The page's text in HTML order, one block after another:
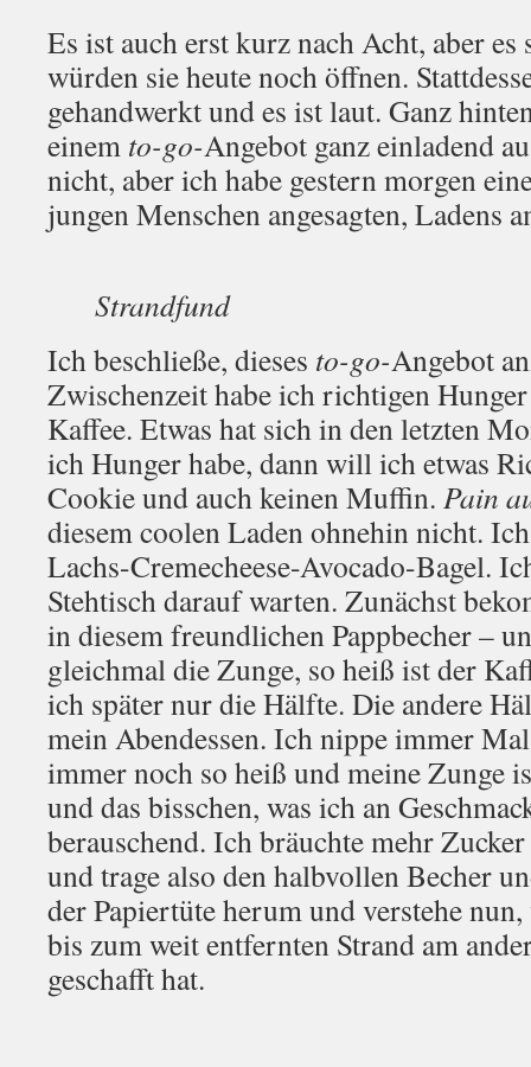
Es ist auch erst kurz nach Acht, aber es
würden sie heute noch öffnen.
gehandwerkt und es ist laut. Ganz
einem to-go-Angebot ganz einladend
nicht, aber ich habe gestern morgen
jungen Menschen angesagten, Ladens
Strandfund
Ich beschließe, dieses to-go-Angebot
Zwischenzeit habe ich richtigen
Kaffee. Etwas hat sich in den letzten
ich Hunger habe, dann will ich etwas
Cookie und auch keinen Muffin. Pain
diesem coolen Laden ohnehin nicht.
Lachs-Cremecheese-Avocado-Bagel.
Stehtisch darauf warten. Zunächst
in diesem freundlichen Pappbecher –
gleichmal die Zunge, so heiß ist der
ich später nur die Hälfte. Die andere
mein Abendessen. Ich nippe immer
immer noch so heiß und meine Zunge
und das bisschen, was ich an
berauschend. Ich bräuchte mehr
und trage also den halbvollen Becher
der Papiertüte herum und verstehe
bis zum weit entfernten Strand am
geschafft hat.